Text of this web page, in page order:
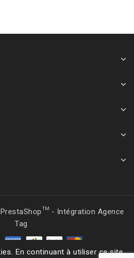





En continuant à utiliser ce site,
- Intégration Agence
Tag